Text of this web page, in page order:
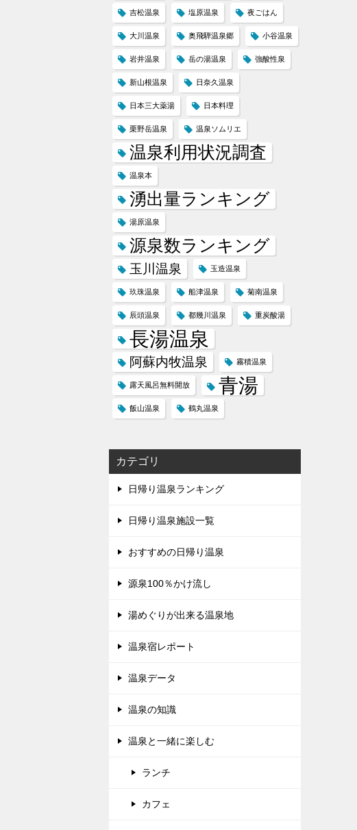
吉松温泉 塩原温泉 夜ごはん
大川温泉 奥飛騨温泉郷 小谷温泉
岩井温泉 岳の湯温泉 強酸性泉
新山根温泉 日奈久温泉
日本三大薬湯 日本料理
栗野岳温泉 温泉ソムリエ
温泉利用状況調査
温泉本
湧出量ランキング
湯原温泉
源泉数ランキング
玉川温泉 玉造温泉
玖珠温泉 船津温泉 菊南温泉
辰頭温泉 都幾川温泉 重炭酸湯
長湯温泉
阿蘇内牧温泉 霧積温泉
露天風呂無料開放 青湯
飯山温泉 鶴丸温泉
カテゴリ
日帰り温泉ランキング
日帰り温泉施設一覧
おすすめの日帰り温泉
源泉100％かけ流し
湯めぐりが出来る温泉地
温泉宿レポート
温泉データ
温泉の知識
温泉と一緒に楽しむ
ランチ
カフェ